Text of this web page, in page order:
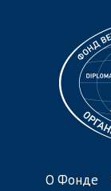
О Фонде